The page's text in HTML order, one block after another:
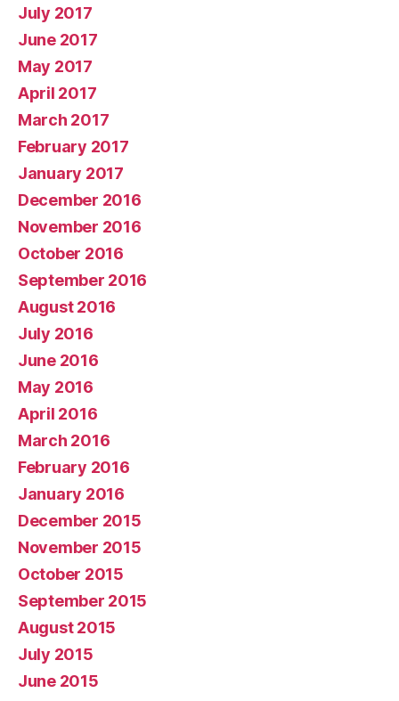
July 2017
June 2017
May 2017
April 2017
March 2017
February 2017
January 2017
December 2016
November 2016
October 2016
September 2016
August 2016
July 2016
June 2016
May 2016
April 2016
March 2016
February 2016
January 2016
December 2015
November 2015
October 2015
September 2015
August 2015
July 2015
June 2015